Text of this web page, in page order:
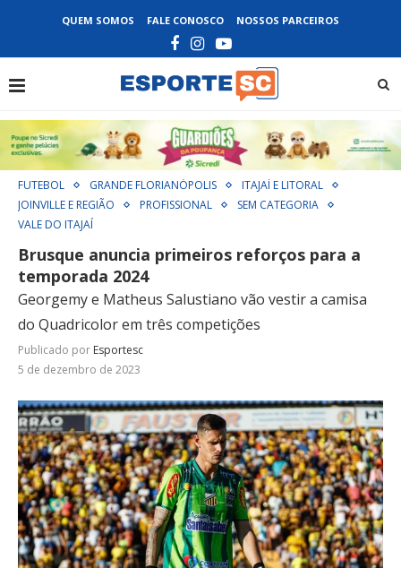
QUEM SOMOS FALE CONOSCO NOSSOS PARCEIROS
FUTEBOL GRANDE FLORIANÓPOLIS
ITAJAÍ E LITORAL
JOINVILLE E REGIÃO
PROFISSIONAL
SEM CATEGORIA
VALE DO ITAJAÍ
Brusque anuncia primeiros reforços para a
temporada 2024
Georgemy e Matheus Salustiano vão vestir a camisa
do Quadricolor em três competições
Publicado por Esportesc
5 de dezembro de 2023